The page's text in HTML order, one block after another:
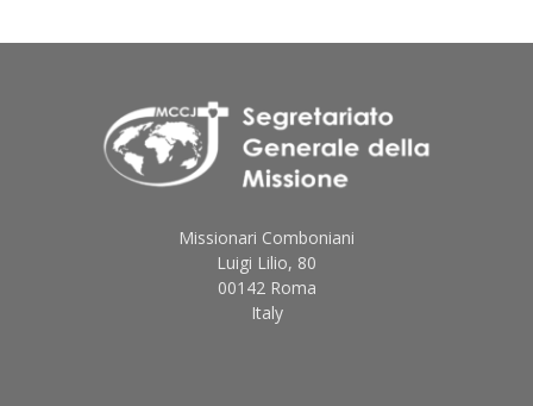
Missionari Comboniani
Luigi Lilio, 80
00142 Roma
Italy